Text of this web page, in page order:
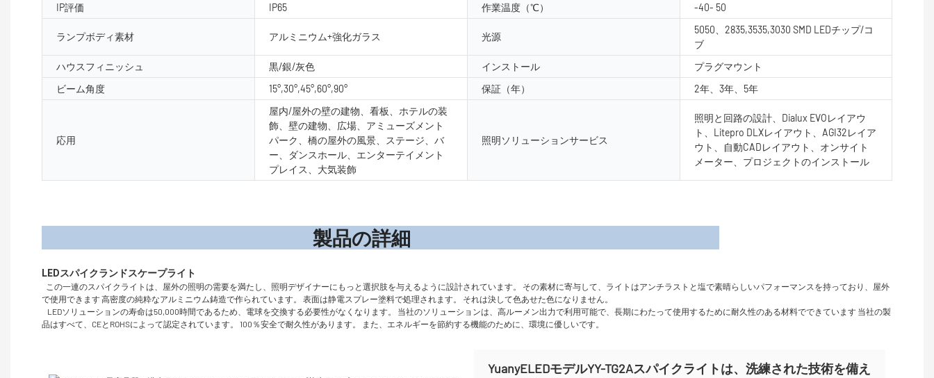
IP評価
IP65 作業温度（℃） -40- 50
ランプボディ素材 アルミニウム+強化ガラス 光源
5050、2835,3535,3030 SMD LEDチップ/コ
ブ
ハウスフィニッシュ
黒/銀/灰色 インストール
プラグマウント
ビーム角度
15°,30°,45°,60°,90° 保証（年） 2年、3年、5年
応用
屋内/屋外の壁の建物、看板、ホテルの装
飾、壁の建物、広場、アミューズメント
パーク、橋の屋外の風景、ステージ、バ
ー、ダンスホール、エンターテイメント
プレイス、大気装飾
照明ソリューションサービス
照明と回路の設計、Dialux EVOレイアウ
ト、Litepro DLXレイアウト、AGI32レイア
ウト、自動CADレイアウト、オンサイト
メーター、プロジェクトのインストール
製品の詳細
この一連のスパイクライトは、屋外の照明の需要を満たし、照明デザイナーにもっと選択肢を与えるように設計されています。 その素材に寄与して、ライトはアンチラストと塩で素晴らしいパフォーマンスを持っており、屋外
で使用できます 高密度の純粋なアルミニウム鋳造で作られています。 表面は静電スプレー塗料で処理されます。 それは決して色あせた色になりません。
LEDソリューションの寿命は50,000時間であるため、電球を交換する必要性がなくなります。 当社のソリューションは、高ルーメン出力で利用可能で、長期にわたって使用するために耐久性のある材料でできています 当社の製
品はすべて、CEとROHSによって認定されています。 100％安全で耐久性があります。 また、エネルギーを節約する機能のために、環境に優しいです。
YuanyELEDモデルYY-TG2Aスパイクライトは、洗練された技術を備え